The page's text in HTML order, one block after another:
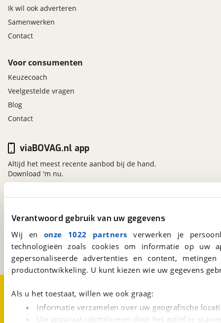
Verantwoord gebruik van uw gegevens
Wij en onze 1022 partners verwerken je
technologieën zoals cookies om informatie op
gepersonaliseerde advertenties en content,
productontwikkeling. U kunt kiezen wie uw gegevens
Als u het toestaat, willen we ook graag:
Informatie verzamelen over uw geografische
Uw apparaat identificeren door het actief te
Ik wil ook adverteren
Samenwerken
Contact
Voor consumenten
Keuzecoach
Veelgestelde vragen
Blog
Contact
Kosterijland
3981 AJ
Bunnik
Een initiatief van
BOVAG
viaBOVAG.nl app
Altijd het meest recente aanbod bij de hand.
Download 'm nu.
CookievoorkeurenVacatures